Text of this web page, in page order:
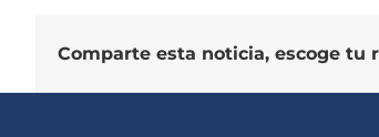
Comparte esta noticia, escoge tu